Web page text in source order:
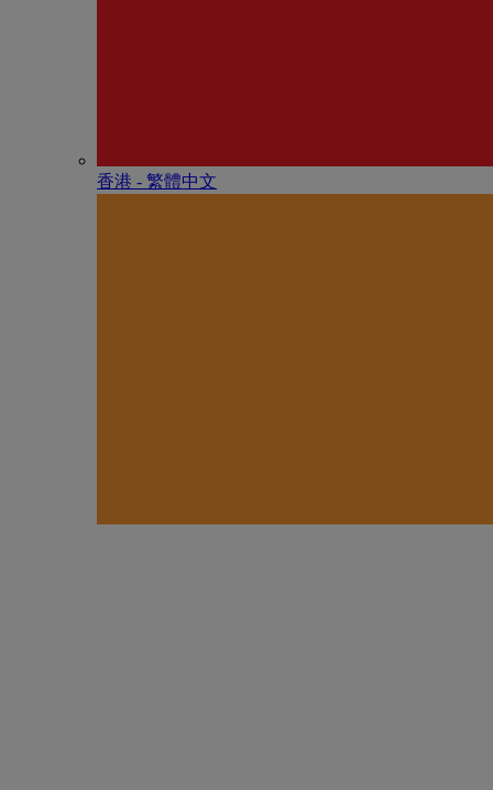
香港 - 繁體中文